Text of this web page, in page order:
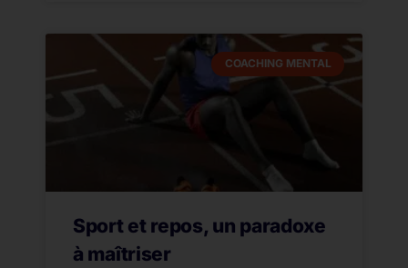
COACHING MENTAL
Sport et repos, un paradoxe
à maîtriser